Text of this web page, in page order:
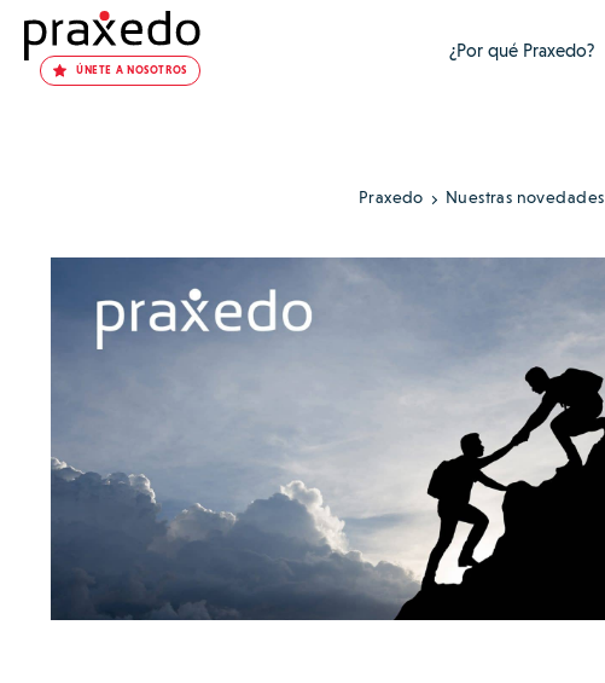
ÚNETE A NOSOTROS
¿Por qué Praxedo?
Praxedo Nuestras novedades